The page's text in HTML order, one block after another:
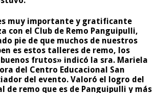
muy importante y gratificante
con el Club de Remo Panguipulli,
pie de que muchos de nuestros
es estos talleres de remo, los
frutos» indicó la sra. Mariela
del Centro Educacional San
del evento. Valoró el logro del
de remo que es de Panguipulli y más